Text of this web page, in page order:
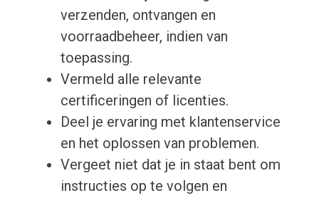
verzenden, ontvangen en
voorraadbeheer, indien van
toepassing.
Vermeld alle relevante
certificeringen of licenties.
Deel je ervaring met klantenservice
en het oplossen van problemen.
Vergeet niet dat je in staat bent om
instructies op te volgen en